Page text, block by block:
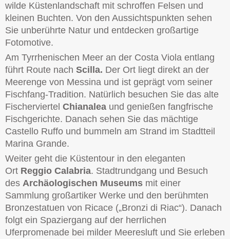
wilde Küstenlandschaft mit schroffen Felsen und
kleinen Buchten. Von den Aussichtspunkten sehen
Sie unberührte Natur und entdecken großartige
Fotomotive.
Am Tyrrhenischen Meer an der Costa Viola entlang
führt Route nach Scilla. Der Ort liegt direkt an der
Meerenge von Messina und ist geprägt vom seiner
Fischfang-Tradition. Natürlich besuchen Sie das alte
Fischerviertel Chianalea und genießen fangfrische
Fischgerichte. Danach sehen Sie das mächtige
Castello Ruffo und bummeln am Strand im Stadtteil
Marina Grande.
Weiter geht die Küstentour in den eleganten
Ort Reggio Calabria. Stadtrundgang und Besuch
des Archäologischen Museums mit einer
Sammlung großartiker Werke und den berühmten
Bronzestatuen von Ricace („Bronzi di Riac“). Danach
folgt ein Spaziergang auf der herrlichen
Uferpromenade bei milder Meeresluft und Sie erleben